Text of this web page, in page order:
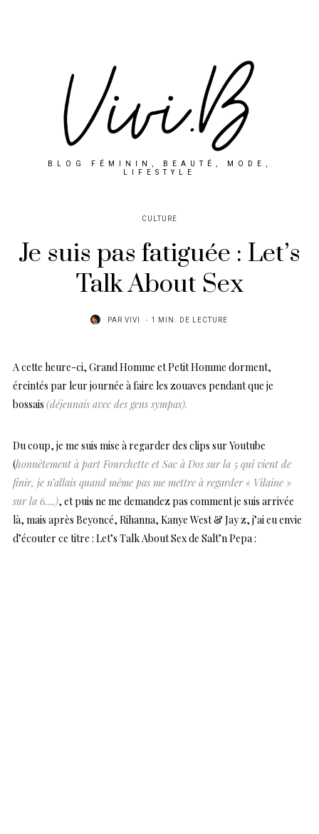
BLOG FÉMININ, BEAUTÉ, MODE,
LIFESTYLE
CULTURE
Je suis pas fatiguée : Let’s
Talk About Sex
PAR VIVI 1 MIN. DE LECTURE
A cette heure-ci, Grand Homme et Petit Homme dorment,
éreintés par leur journée à faire les zouaves pendant que je
bossais (déjeunais avec des gens sympas).
Du coup, je me suis mise à regarder des clips sur Youtube
(honnêtement à part Fourchette et Sac à Dos sur la 5 qui vient de
finir, je n’allais quand même pas me mettre à regarder « Vilaine »
sur la 6….), et puis ne me demandez pas comment je suis arrivée
là, mais après Beyoncé, Rihanna, Kanye West & Jay z, j’ai eu envie
d’écouter ce titre : Let’s Talk About Sex de Salt’n Pepa :